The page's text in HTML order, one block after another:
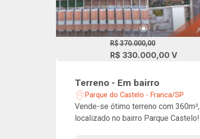
R$ 370.000,00
R$ 330.000,00 V
Terreno - Em bairro
Parque do Castelo - Franca/SP
Vende-se ótimo terreno com 360m²,
localizado no bairro Parque Castelo!